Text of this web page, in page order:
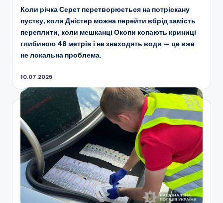
Коли річка Серет перетворюється на потріскану
пустку, коли Дністер можна перейти вбрід замість
переплити, коли мешканці Окопи копають криниці
глибиною 48 метрів і не знаходять води — це вже
не локальна проблема.
10.07.2025